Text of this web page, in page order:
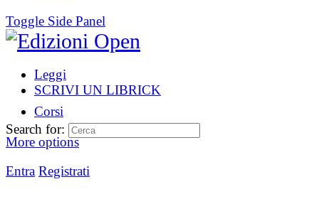
Toggle Side Panel
Leggi
SCRIVI UN LIBRICK
Corsi
More options
Entra Registrati
Search for: